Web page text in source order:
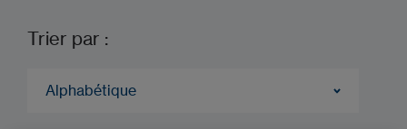
Trier par :
Alphabétique